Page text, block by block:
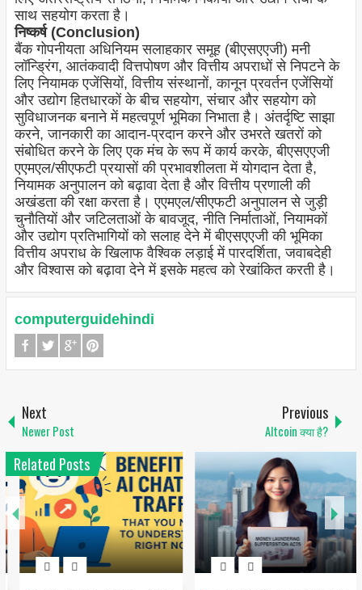
साथ सहयोग करता है।
निष्कर्ष (Conclusion)
बैंक गोपनीयता अधिनियम सलाहकार समूह (बीएसएएजी) मनी
लॉन्ड्रिंग, आतंकवादी वित्तपोषण और वित्तीय अपराधों से निपटने के
लिए नियामक एजेंसियों, वित्तीय संस्थानों, कानून प्रवर्तन एजेंसियों
और उद्योग हितधारकों के बीच सहयोग, संचार और सहयोग को
सुविधाजनक बनाने में महत्वपूर्ण भूमिका निभाता है। अंतर्दृष्टि साझा
करने, जानकारी का आदान-प्रदान करने और उभरते खतरों को
संबोधित करने के लिए एक मंच के रूप में कार्य करके, बीएसएएजी
एएमएल/सीएफटी प्रयासों की प्रभावशीलता में योगदान देता है,
नियामक अनुपालन को बढ़ावा देता है और वित्तीय प्रणाली की
अखंडता की रक्षा करता है। एएमएल/सीएफटी अनुपालन से जुड़ी
चुनौतियों और जटिलताओं के बावजूद, नीति निर्माताओं, नियामकों
और उद्योग प्रतिभागियों को सलाह देने में बीएसएएजी की भूमिका
वित्तीय अपराध के खिलाफ वैश्विक लड़ाई में पारदर्शिता, जवाबदेही
और विश्वास को बढ़ावा देने में इसके महत्व को रेखांकित करती है।
computerguidehindi
Next
Newer Post
Previous
Altcoin क्या है?
Related Posts